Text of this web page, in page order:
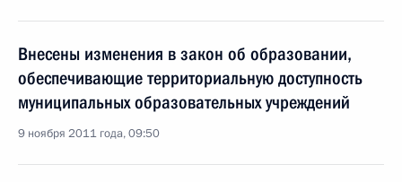
Внесены изменения в закон об образовании,
обеспечивающие территориальную доступность
муниципальных образовательных учреждений
9 ноября 2011 года, 09:50